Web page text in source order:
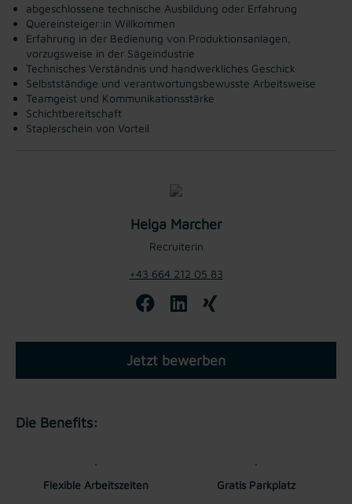
abgeschlossene technische Ausbildung oder Erfahrung
Quereinsteiger:in Willkommen
Erfahrung in der Bedienung von Produktionsanlagen,
vorzugsweise in der Sägeindustrie
Technisches Verständnis und handwerkliches Geschick
Selbstständige und verantwortungsbewusste Arbeitsweise
Teamgeist und Kommunikationsstärke
Schichtbereitschaft
Staplerschein von Vorteil
Helga Marcher
Recruiterin
+43 664 212 05 83
Jetzt bewerben
Die Benefits:
Flexible Arbeitszeiten Gratis Parkplatz